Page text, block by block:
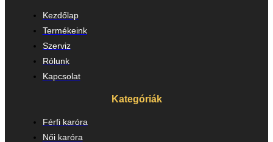
Kezdőlap
Termékeink
Szerviz
Rólunk
Kapcsolat
Kategóriák
Férfi karóra
Női karóra